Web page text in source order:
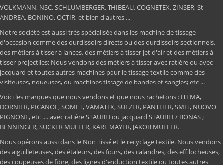
VOLKMANN, NSC, SCHLUMBERGER, THIBEAU, COGNETEX, ZINSER, St-
ANDREA, BONINO, OCTIR, et bien d'autres ...
Notre société est aussi trés spécialisée dans les machine de tissage
d'occasion comme des ourdissoirs directs ou des ourdissoirs sectionnels,
des métiers à tisser à lances, des métiers à tisser jet d'air et des métiers à
tisser projectiles; Nous vendons des métiers à tisser avec ratière ou avec
jacquard et toutes autres machines pour le tissage textile comme des
visiteuses, noueuses, ou machines tissage de bandes et sangles; etc ...
Voici les marques que nous vendons et que nous rachetons : ITEMA,
DORNIER, PICANOL, SOMET, VAMATEX, SULZER, PANTHER, SMIT, NUOVO
PIGNONE, etc .... avec ratière STAUBLI ou jacquard STAUBLI / BONAS ;
BENNINGER, SUCKER MULLER, KARL MAYER, JAKOB MULLER.
Nous opérons aussi dans le Non Tissé et le recyclage textile. Nous vendons
des aiguilleteuses, des étaleurs, des fours, des calandres, des effilocheuses,
des coupeuses de fibre, des lignes d'enduction textile ou toutes autres